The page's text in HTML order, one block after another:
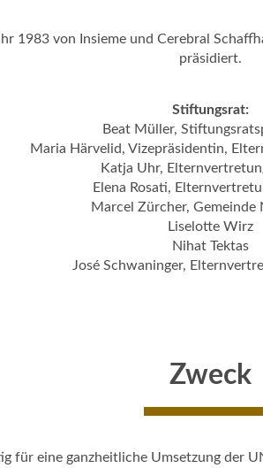
1983 von Insieme und Cerebral
präsidiert.
Stiftungsrat:
Beat Müller,
Maria Härvelid, Vizepräsidentin,
Katja Uhr,
Elena Rosati,
Marcel Zürcher, Gemeinde
Liselotte Wirz
Nihat Tektas
José Schwaninger,
Zweck
für eine ganzheitliche Umsetzung der